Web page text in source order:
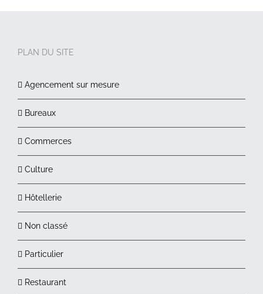
PLAN DU SITE
Agencement sur mesure
Bureaux
Commerces
Culture
Hôtellerie
Non classé
Particulier
Restaurant